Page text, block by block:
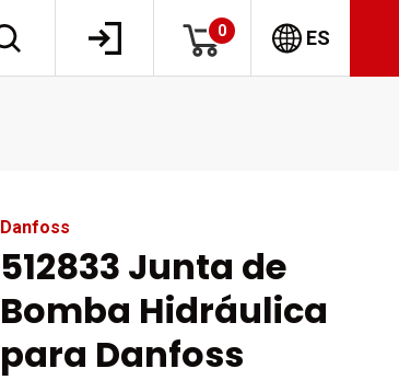
0 ES
Danfoss
512833 Junta de
Bomba Hidráulica
para Danfoss